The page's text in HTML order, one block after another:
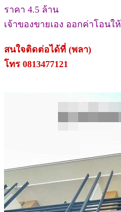
ราคา 4.5 ล้าน
เจ้าของขายเอง ออกค่าโอนให้
สนใจติดต่อได้ที่ (พลา)
โทร 0813477121